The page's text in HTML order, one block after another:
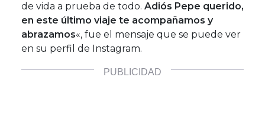
de vida a prueba de todo. Adiós Pepe querido,
en este último viaje te acompañamos y
abrazamos«, fue el mensaje que se puede ver
en su perfil de Instagram.